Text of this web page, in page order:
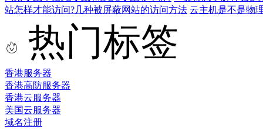
站怎样才能访问?几种被屏蔽网站的访问方法 云主机是不是物
热门标签
香港服务器
香港高防服务器
香港云服务器
美国云服务器
域名注册